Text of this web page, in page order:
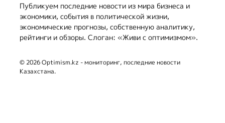
Публикуем последние новости из мира бизнеса и
экономики, события в политической жизни,
экономические прогнозы, собственную аналитику,
рейтинги и обзоры. Слоган: «Живи с оптимизмом».
© 2026 Optimism.kz - мониторинг, последние новости
Казахстана.